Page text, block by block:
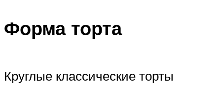
Форма торта
Круглые классические торты